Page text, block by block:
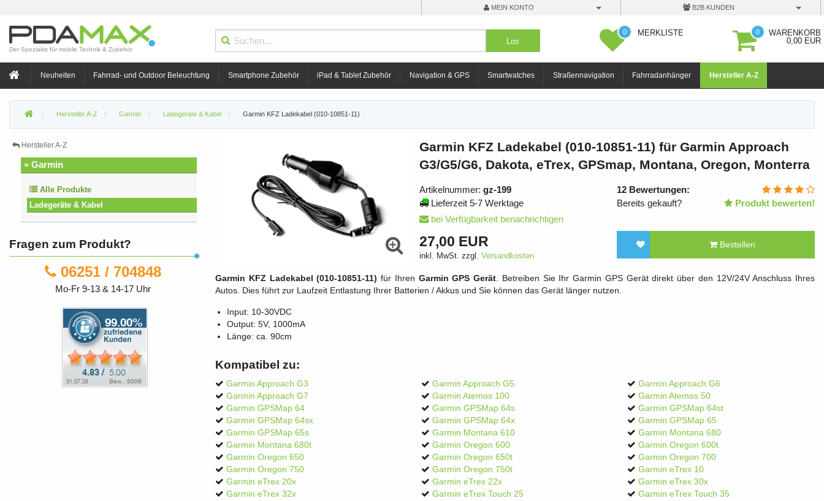
MEIN KONTO B2B KUNDEN
Der Spezialist für mobile Technik & Zubehör
0 MERKLISTE 0
WARENKORB
0,00 EUR
Neuheiten Fahrrad- und Outdoor Beleuchtung Smartphone Zubehör iPad & Tablet Zubehör Navigation & GPS Smartwatches Straßennavigation Fahrradanhänger Hersteller A-Z
Hersteller A-Z Garmin Ladegeräte & Kabel Garmin KFZ Ladekabel (010-10851-11)
Garmin KFZ Ladekabel (010-10851-11) für Garmin Approach
G3/G5/G6, Dakota, eTrex, GPSmap, Montana, Oregon, Monterra
Artikelnummer: gz-199
Lieferzeit 5-7 Werktage
bei Verfügbarkeit benachrichtigen
12 Bewertungen:
Bereits gekauft?
Produkt bewerten!
27,00 EUR
inkl. MwSt. zzgl. Versandkosten
Bestellen
Garmin KFZ Ladekabel (010-10851-11) für Ihren Garmin GPS Gerät. Betreiben Sie Ihr Garmin GPS Gerät direkt über den 12V/24V Anschluss Ihres
Autos. Dies führt zur Laufzeit Entlastung Ihrer Batterien / Akkus und Sie können das Gerät länger nutzen.
Input: 10-30VDC
Output: 5V, 1000mA
Länge: ca. 90cm
Kompatibel zu:
Garmin Approach G3 Garmin Approach G5
Garmin Approach G6
Garmin Approach G7
Garmin Atemos 100
Garmin Atemos 50
Garmin GPSMap 64
Garmin GPSMap 64s
Garmin GPSMap 64st
Garmin GPSMap 64sx
Garmin GPSMap 64x
Garmin GPSMap 65
Garmin GPSMap 65s
Garmin Montana 610
Garmin Montana 680
Garmin Montana 680t
Garmin Oregon 600
Garmin Oregon 600t
Garmin Oregon 650
Garmin Oregon 650t
Garmin Oregon 700
Garmin Oregon 750
Garmin Oregon 750t
Garmin eTrex 10
Garmin eTrex 20x
Garmin eTrex 22x
Garmin eTrex 30x
Garmin eTrex 32x
Garmin eTrex Touch 25 Garmin eTrex Touch 35
Hersteller A-Z
» Garmin
Alle Produkte
Ladegeräte & Kabel
Fragen zum Produkt?
06251 / 704848
Mo-Fr 9-13 & 14-17 Uhr